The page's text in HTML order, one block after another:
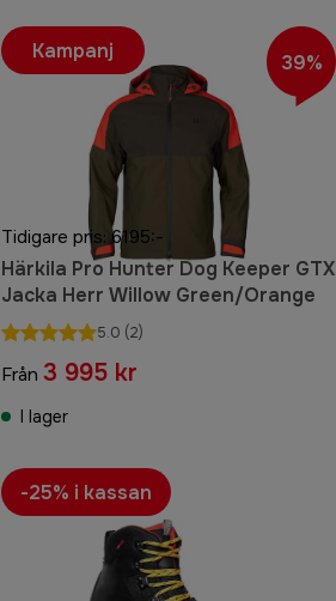
Tidigare pris: 6195:-
Härkila Pro Hunter Dog Keeper GTX
Jacka Herr Willow Green/Orange
5.0 (2)
Från 3 995 kr
I lager
Kampanj 39%
-25% i kassan